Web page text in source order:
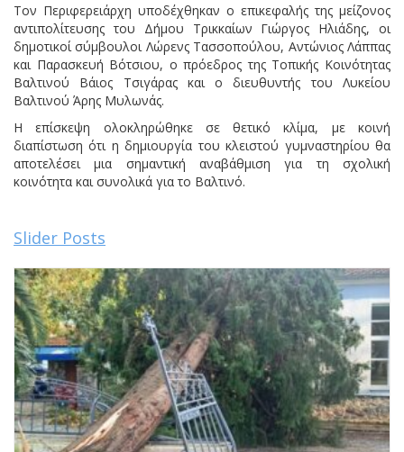
Τον Περιφερειάρχη υποδέχθηκαν ο επικεφαλής της μείζονος
αντιπολίτευσης του Δήμου Τρικκαίων Γιώργος Ηλιάδης, οι
δημοτικοί σύμβουλοι Λώρενς Τασσοπούλου, Αντώνιος Λάππας
και Παρασκευή Βότσιου, ο πρόεδρος της Τοπικής Κοινότητας
Βαλτινού Βάιος Τσιγάρας και ο διευθυντής του Λυκείου
Βαλτινού Άρης Μυλωνάς.
Η επίσκεψη ολοκληρώθηκε σε θετικό κλίμα, με κοινή
διαπίστωση ότι η δημιουργία του κλειστού γυμναστηρίου θα
αποτελέσει μια σημαντική αναβάθμιση για τη σχολική
κοινότητα και συνολικά για το Βαλτινό.
Slider Posts